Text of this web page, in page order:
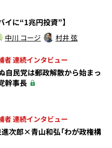
イに“1兆円投資”】
中川 コージ 村井 弦
者 連続インタビュー
ぬ自民党は郵政解散から始まっ
幹事長
者 連続インタビュー
進次郎×青山和弘「わが政権構